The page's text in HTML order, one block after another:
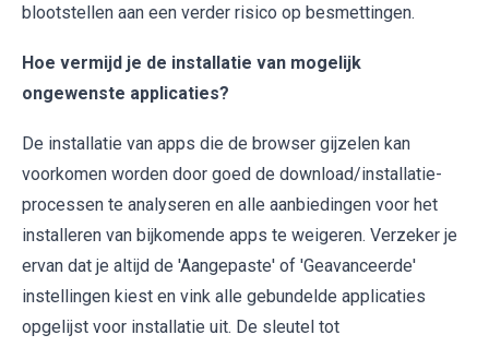
blootstellen aan een verder risico op besmettingen.
Hoe vermijd je de installatie van mogelijk
ongewenste applicaties?
De installatie van apps die de browser gijzelen kan
voorkomen worden door goed de download/installatie-
processen te analyseren en alle aanbiedingen voor het
installeren van bijkomende apps te weigeren. Verzeker je
ervan dat je altijd de 'Aangepaste' of 'Geavanceerde'
instellingen kiest en vink alle gebundelde applicaties
opgelijst voor installatie uit. De sleutel tot